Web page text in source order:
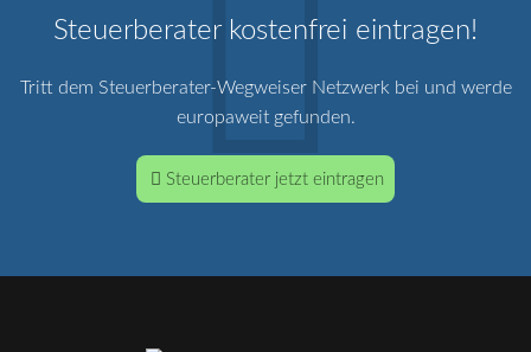
Steuerberater kostenfrei eintragen!
Tritt dem Steuerberater-Wegweiser Netzwerk bei und werde
europaweit gefunden.
Steuerberater jetzt eintragen